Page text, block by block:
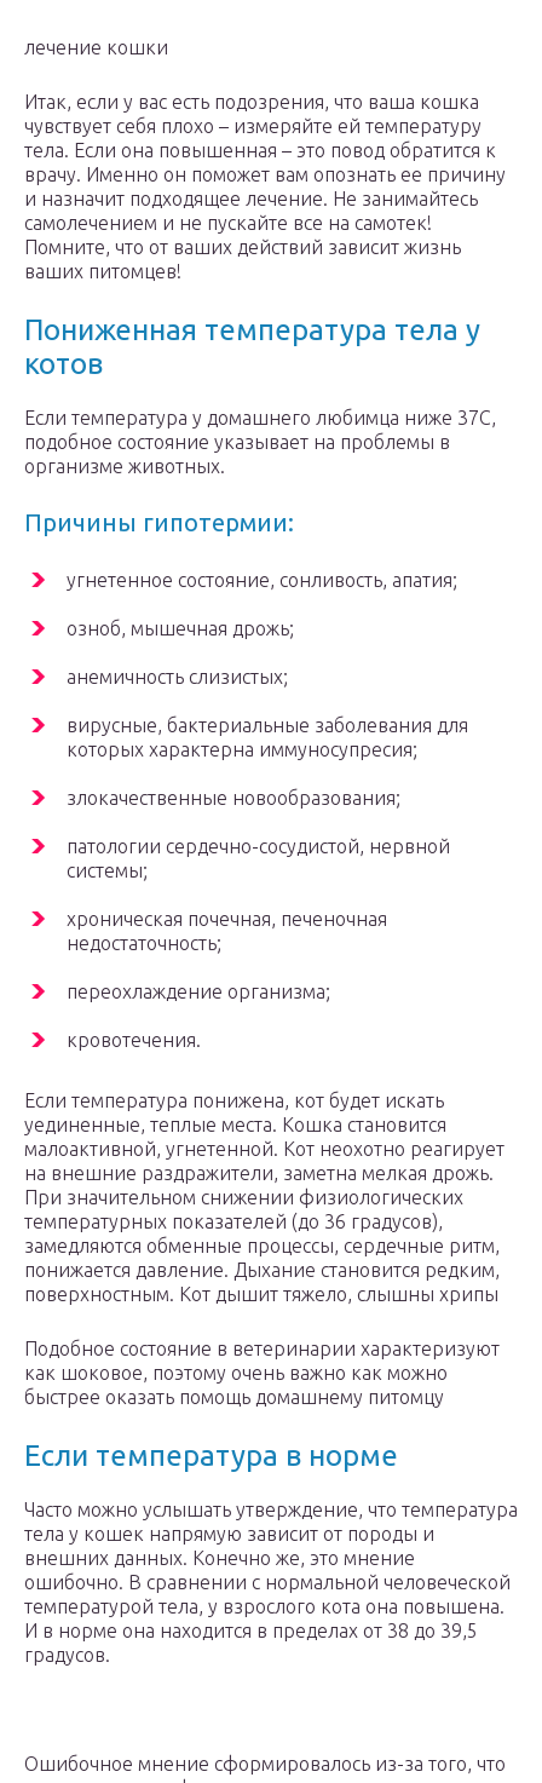
лечение кошки
Итак, если у вас есть подозрения, что ваша кошка
чувствует себя плохо – измеряйте ей температуру
тела. Если она повышенная – это повод обратится к
врачу. Именно он поможет вам опознать ее причину
и назначит подходящее лечение. Не занимайтесь
самолечением и не пускайте все на самотек!
Помните, что от ваших действий зависит жизнь
ваших питомцев!
Пониженная температура тела у
котов
Если температура у домашнего любимца ниже 37С,
подобное состояние указывает на проблемы в
организме животных.
Причины гипотермии:
угнетенное состояние, сонливость, апатия;
озноб, мышечная дрожь;
анемичность слизистых;
вирусные, бактериальные заболевания для
которых характерна иммуносупресия;
злокачественные новообразования;
патологии сердечно-сосудистой, нервной
системы;
хроническая почечная, печеночная
недостаточность;
переохлаждение организма;
кровотечения.
Если температура понижена, кот будет искать
уединенные, теплые места. Кошка становится
малоактивной, угнетенной. Кот неохотно реагирует
на внешние раздражители, заметна мелкая дрожь.
При значительном снижении физиологических
температурных показателей (до 36 градусов),
замедляются обменные процессы, сердечные ритм,
понижается давление. Дыхание становится редким,
поверхностным. Кот дышит тяжело, слышны хрипы
Подобное состояние в ветеринарии характеризуют
как шоковое, поэтому очень важно как можно
быстрее оказать помощь домашнему питомцу
Если температура в норме
Часто можно услышать утверждение, что температура
тела у кошек напрямую зависит от породы и
внешних данных. Конечно же, это мнение
ошибочно. В сравнении с нормальной человеческой
температурой тела, у взрослого кота она повышена.
И в норме она находится в пределах от 38 до 39,5
градусов.
Ошибочное мнение сформировалось из-за того, что